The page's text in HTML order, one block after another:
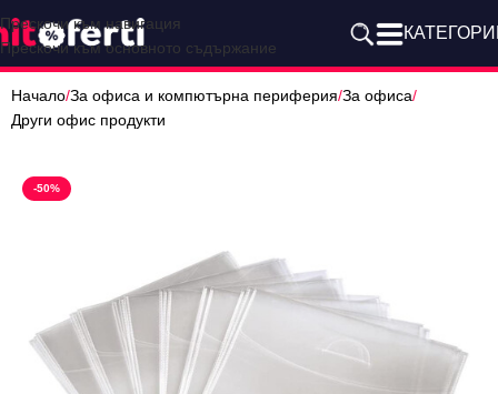
Прескочи към навигация
Прескочи към основното съдържание
Начало/За офиса и компютърна периферия/За офиса/
Други офис продукти
-50%